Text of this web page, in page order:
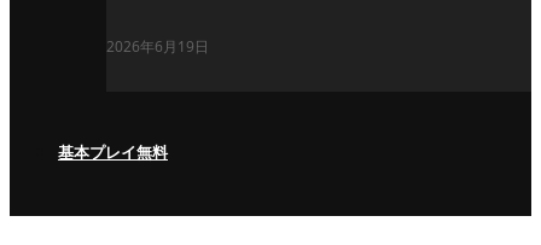
2026年6月19日
基本プレイ無料